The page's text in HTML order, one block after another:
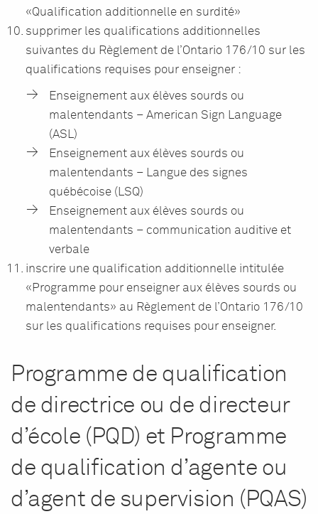
«Qualification additionnelle en surdité»
supprimer les qualifications additionnelles
suivantes du Règlement de l’Ontario 176/10 sur les
qualifications requises pour enseigner :
Enseignement aux élèves sourds ou
malentendants – American Sign Language
(ASL)
Enseignement aux élèves sourds ou
malentendants – Langue des signes
québécoise (LSQ)
Enseignement aux élèves sourds ou
malentendants – communication auditive et
verbale
inscrire une qualification additionnelle intitulée
«Programme pour enseigner aux élèves sourds ou
malentendants» au Règlement de l’Ontario 176/10
sur les qualifications requises pour enseigner.
Programme de qualification
de directrice ou de directeur
d’école (PQD) et Programme
de qualification d’agente ou
d’agent de supervision (PQAS)